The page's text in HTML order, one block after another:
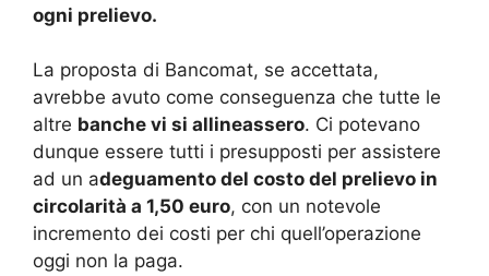
ogni prelievo.
La proposta di Bancomat, se accettata,
avrebbe avuto come conseguenza che tutte le
altre banche vi si allineassero. Ci potevano
dunque essere tutti i presupposti per assistere
ad un adeguamento del costo del prelievo in
circolarità a 1,50 euro, con un notevole
incremento dei costi per chi quell’operazione
oggi non la paga.